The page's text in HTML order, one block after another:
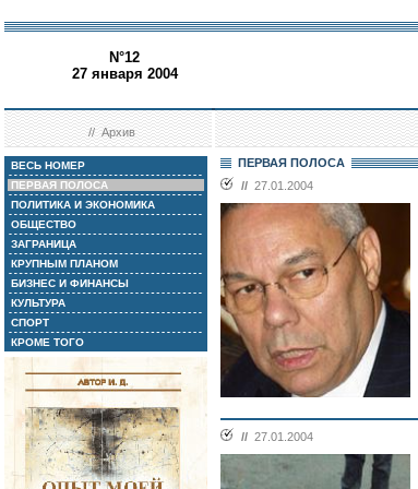
N°12
27 января 2004
//Архив
ВЕСЬ НОМЕР
ПЕРВАЯ ПОЛОСА
ПОЛИТИКА И ЭКОНОМИКА
ОБЩЕСТВО
ЗАГРАНИЦА
КРУПНЫМ ПЛАНОМ
БИЗНЕС И ФИНАНСЫ
КУЛЬТУРА
СПОРТ
КРОМЕ ТОГО
ПЕРВАЯ ПОЛОСА
// 27.01.2004
// 27.01.2004